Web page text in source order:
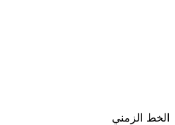
الخط الزمني